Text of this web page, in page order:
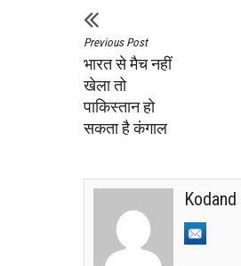
Previous Post
भारत से मैच नहीं
खेला तो
पाकिस्तान हो
सकता है कंगाल
Kodand